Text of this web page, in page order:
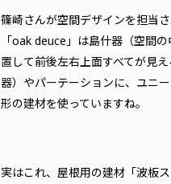
篠崎さんが空間デザインを担当
「oak deuce」は島什器（空間
置して前後左右上面すべてが見
器）やパーテーションに、ユニ
形の建材を使っていますね。
実はこれ、屋根用の建材「波板